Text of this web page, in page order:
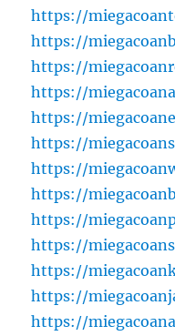
https://
https://
https://
https://
https://
https://
https://
https://
https://
https://
https://
https://
https://